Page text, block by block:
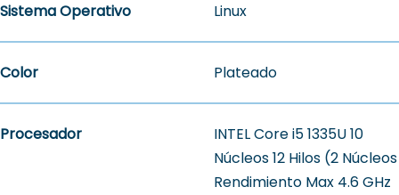
Sistema Operativo Linux
Color Plateado
Procesador
INTEL Core i5 1335U 10
Núcleos 12 Hilos (2 Núcleos
Rendimiento Max 4.6 GHz